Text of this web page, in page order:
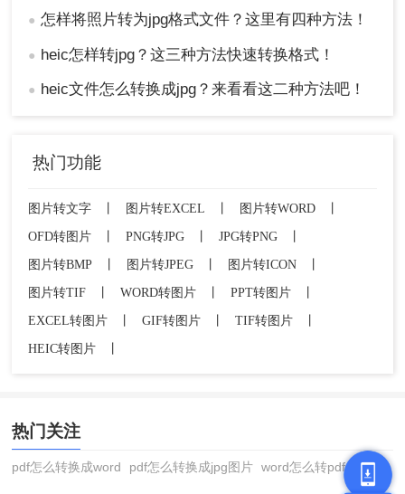
能有顾虑
大文件或大批量上传容易失败，网络不稳定时
操作步骤：
在浏览器中搜索"转转大师在线HEIC转JPG"或
（https://pdftoword.55.la/heic2img/）
● 怎样将照片转为jpg格式文件？这里有四种方法！
● heic怎样转jpg？这三种方法快速转换格式！
● heic文件怎么转换成jpg？来看看这二种方法吧！
热门功能
图片转文字 图片转EXCEL 图片转WORD
OFD转图片
PNG转JPG JPG转PNG
图片转BMP
图片转JPEG 图片转ICON
图片转TIF
WORD转图片 PPT转图片
EXCEL转图片
GIF转图片 TIF转图片
HEIC转图片
热门关注
pdf怎么转换成word pdf怎么转换成jpg图片 word怎么转pdf